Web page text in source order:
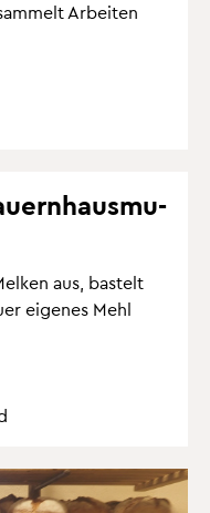
Ar­bei­ten
aus, bas­telt
ei­ge­nes Mehl